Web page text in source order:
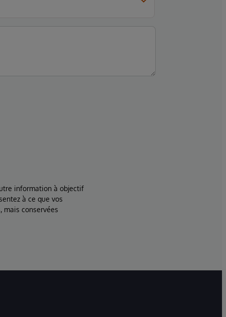
information à objectif
à ce que vos
mais conservées